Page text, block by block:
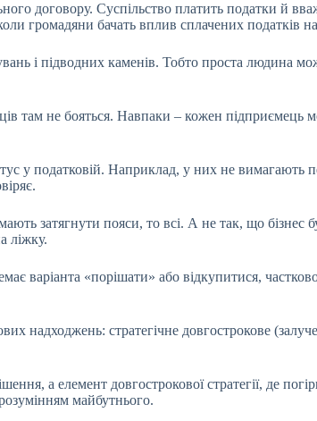
договору. Суспільство платить податки й
громадяни бачать вплив сплачених податків
і підводних каменів. Тобто проста людина
там не бояться. Навпаки – кожен
у податковій. Наприклад, у них не
затягнути пояси, то всі. А не так, що бізнес
ліжку.
варіанта «порішати» або відкупитися,
надходжень: стратегічне довгострокове
а елемент довгострокової стратегії, де
майбутнього.